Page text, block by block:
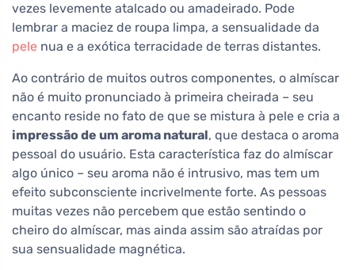
vezes levemente atalcado ou amadeirado. Pode
lembrar a maciez de roupa limpa, a sensualidade da
pele nua e a exótica terracidade de terras distantes.
Ao contrário de muitos outros componentes, o almíscar
não é muito pronunciado à primeira cheirada – seu
encanto reside no fato de que se mistura à pele e cria a
impressão de um aroma natural, que destaca o aroma
pessoal do usuário. Esta característica faz do almíscar
algo único – seu aroma não é intrusivo, mas tem um
efeito subconsciente incrivelmente forte. As pessoas
muitas vezes não percebem que estão sentindo o
cheiro do almíscar, mas ainda assim são atraídas por
sua sensualidade magnética.